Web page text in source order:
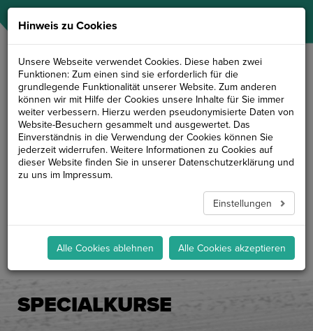
NAVIGATION
Specialkurse
SPECIALKURSE
Hinweis zu Cookies
Unsere Webseite verwendet Cookies. Diese haben zwei
Funktionen: Zum einen sind sie erforderlich für die
grundlegende Funktionalität unserer Website. Zum anderen
können wir mit Hilfe der Cookies unsere Inhalte für Sie immer
weiter verbessern. Hierzu werden pseudonymisierte Daten von
Website-Besuchern gesammelt und ausgewertet. Das
Einverständnis in die Verwendung der Cookies können Sie
jederzeit widerrufen. Weitere Informationen zu Cookies auf
dieser Website finden Sie in unserer Datenschutzerklärung und
zu uns im Impressum.
Einstellungen
Alle Cookies ablehnen Alle Cookies akzeptieren